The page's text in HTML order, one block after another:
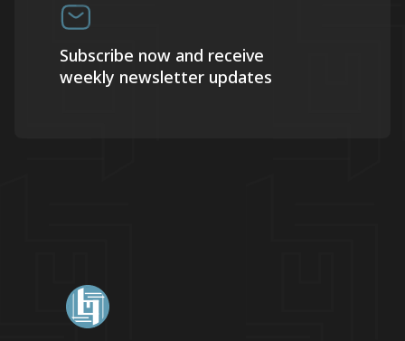
Subscribe now and receive
weekly newsletter updates